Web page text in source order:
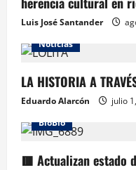
Luis José Santander
Noticias
LA HISTORIA A
Eduardo Alarcón
julio
BioBio
🟥 Actualizan estado